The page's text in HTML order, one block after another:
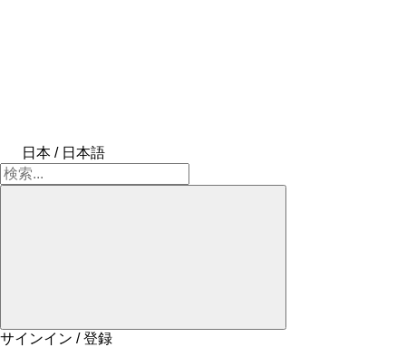
日本 / 日本語
サインイン / 登録